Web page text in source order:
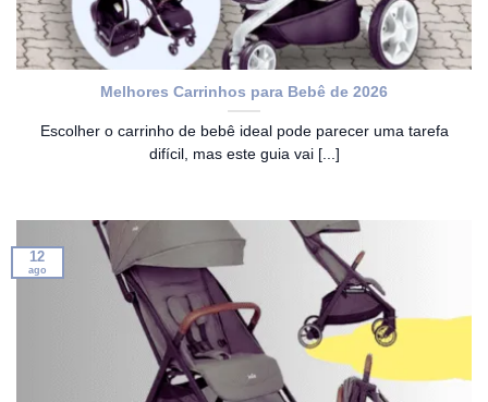
Melhores Carrinhos para Bebê de 2026
Escolher o carrinho de bebê ideal pode parecer uma tarefa
difícil, mas este guia vai [...]
12
ago